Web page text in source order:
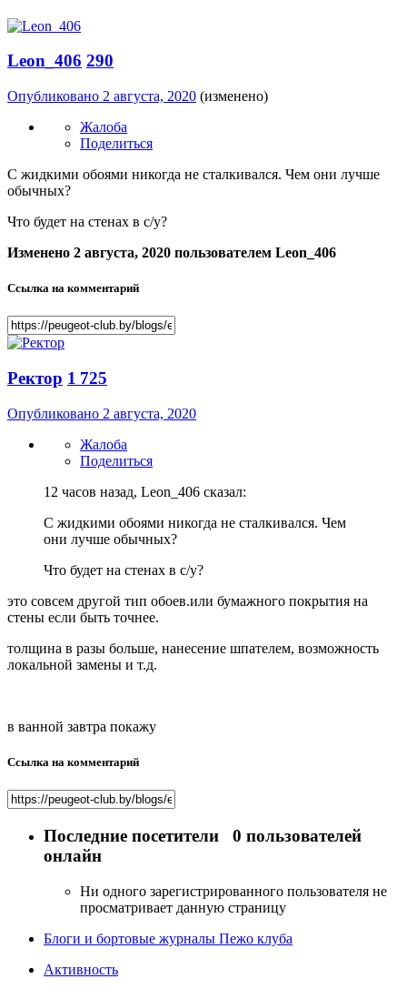
Leon_406 290
Опубликовано 2 августа, 2020 (изменено)
Жалоба
Поделиться
С жидкими обоями никогда не сталкивался. Чем они лучше
обычных?
Что будет на стенах в с/у?
Изменено 2 августа, 2020 пользователем Leon_406
Ссылка на комментарий
Ректор 1 725
Опубликовано 2 августа, 2020
Жалоба
Поделиться
12 часов назад, Leon_406 сказал:
С жидкими обоями никогда не сталкивался. Чем
они лучше обычных?
Что будет на стенах в с/у?
это совсем другой тип обоев.или бумажного покрытия на
стены если быть точнее.
толщина в разы больше, нанесение шпателем, возможность
локальной замены и т.д.
в ванной завтра покажу
Ссылка на комментарий
Последние посетители 0 пользователей
онлайн
Ни одного зарегистрированного пользователя не
просматривает данную страницу
Блоги и бортовые журналы Пежо клуба
Активность